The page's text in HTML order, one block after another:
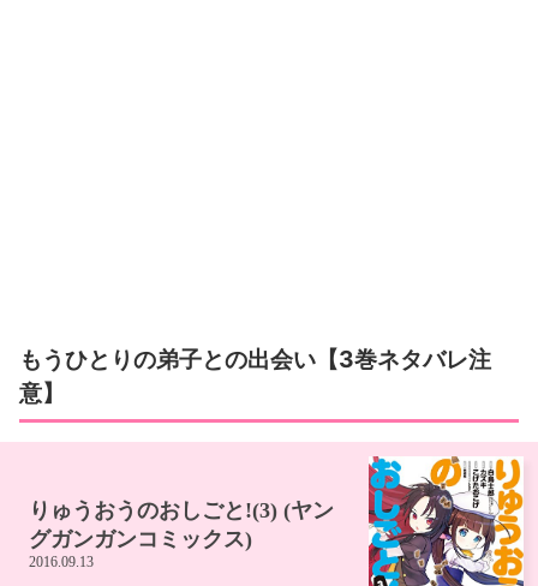
もうひとりの弟子との出会い【3巻ネタバレ注
意】